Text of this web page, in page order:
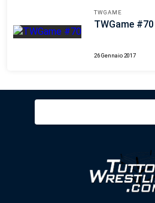
TWGAME
TWGame #70
26 Gennaio 2017
Ricerca